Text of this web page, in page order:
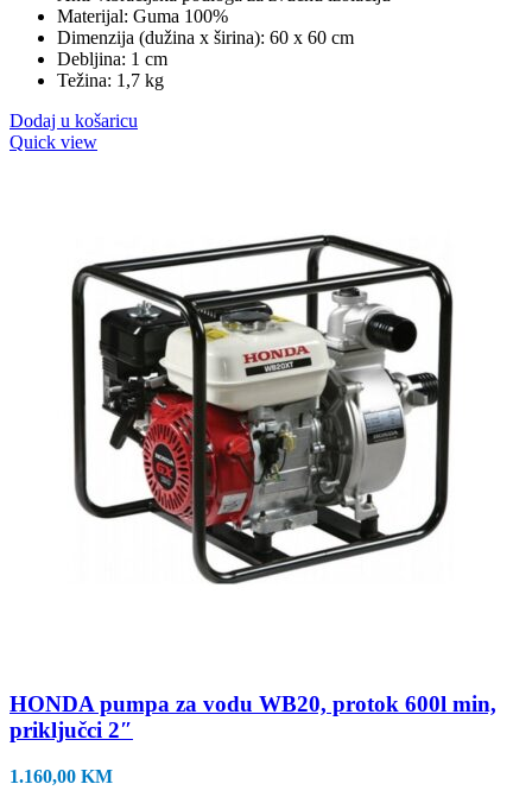
je:
17,90 KM.
14,90 KM.
Materijal: Guma 100%
Dimenzija (dužina x širina): 60 x 60 cm
Debljina: 1 cm
Težina: 1,7 kg
Dodaj u košaricu
Quick view
HONDA pumpa za vodu WB20, protok 600l min,
priključci 2″
1.160,00 KM